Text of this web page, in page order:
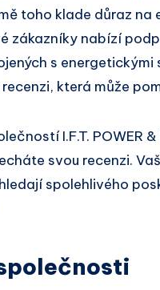
toho klade důraz na
zákazníky nabízí
s energetickými
která může
I.F.T. POWER
svou recenzi.
spolehlivého